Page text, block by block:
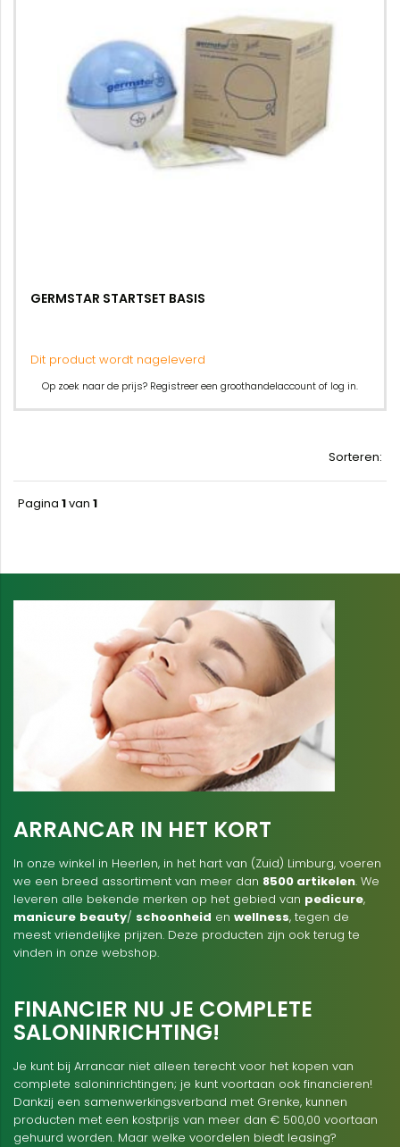
GERMSTAR STARTSET BASIS
Dit product wordt nageleverd
Op zoek naar de prijs? Registreer een groothandelaccount of log in.
Sorteren:
Pagina 1van 1
ARRANCAR IN HET KORT
In onze winkel in Heerlen, in het hart van (Zuid) Limburg, voeren
we een breed assortiment van meer dan 8500 artikelen. We
leveren alle bekende merken op het gebied van pedicure,
manicure beauty/ schoonheid en wellness, tegen de
meest vriendelijke prijzen. Deze producten zijn ook terug te
vinden in onze webshop.
FINANCIER NU JE COMPLETE
SALONINRICHTING!
Je kunt bij Arrancar niet alleen terecht voor het kopen van
complete saloninrichtingen; je kunt voortaan ook financieren!
Dankzij een samenwerkingsverband met Grenke, kunnen
producten met een kostprijs van meer dan € 500,00 voortaan
gehuurd worden. Maar welke voordelen biedt leasing?